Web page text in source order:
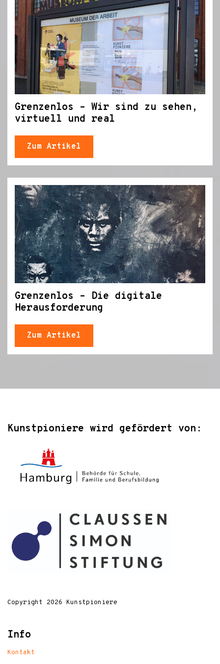
Grenzenlos – Wir sind zu sehen,
virtuell und real
Zum Artikel
Grenzenlos – Die digitale
Herausforderung
Zum Artikel
Kunstpioniere wird gefördert von:
Copyright 2026 Kunstpioniere
Info
Kontakt